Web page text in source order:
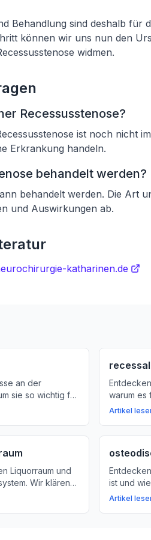
Behandlung sind deshalb für
können wir uns nun den
widmen.
Recessusstenose?
ist noch nicht
Erkrankung handeln.
behandelt werden?
behandelt werden. Die Art
und Auswirkungen ab.
katharinen.de
an der
sie so wichtig für
Sie mehr über
recessal
warum es
Wir
Artikel
Liquorraum und
Wir klären
für das
ist und
kann.
Artikel